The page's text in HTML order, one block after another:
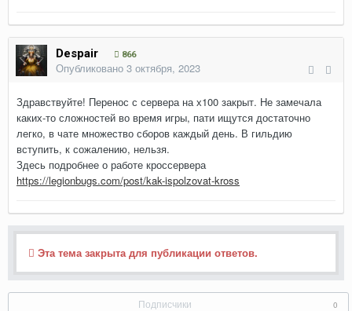
Despair 866
Опубликовано 3 октября, 2023
Здравствуйте! Перенос с сервера на х100 закрыт. Не замечала
каких-то сложностей во время игры, пати ищутся достаточно
легко, в чате множество сборов каждый день. В гильдию
вступить, к сожалению, нельзя.
Здесь подробнее о работе кроссервера
https://legionbugs.com/post/kak-ispolzovat-kross
Эта тема закрыта для публикации ответов.
Подписчики 0